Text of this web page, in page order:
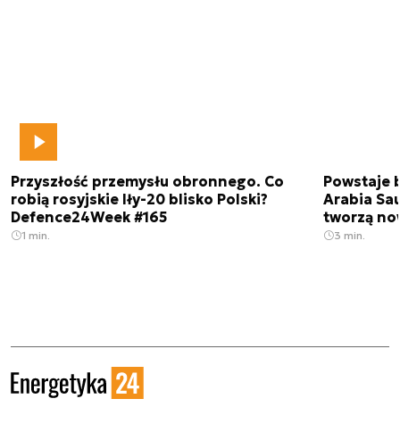
Przyszłość przemysłu obronnego. Co
robią rosyjskie Iły-20 blisko Polski?
Defence24Week #165
1 min.
Powstaje
Arabia
tworzą
3 min.